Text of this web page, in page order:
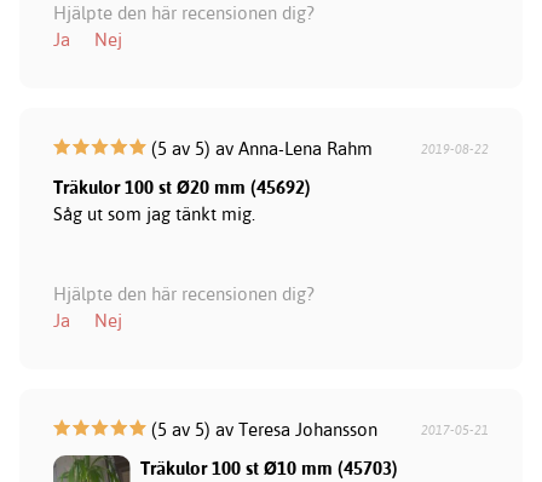
Hjälpte den här recensionen dig?
Ja
Nej
(5 av 5) av Anna-Lena Rahm 2019-08-22
Träkulor 100 st Ø20 mm (45692)
Såg ut som jag tänkt mig.
Hjälpte den här recensionen dig?
Ja
Nej
(5 av 5) av Teresa Johansson 2017-05-21
Träkulor 100 st Ø10 mm (45703)